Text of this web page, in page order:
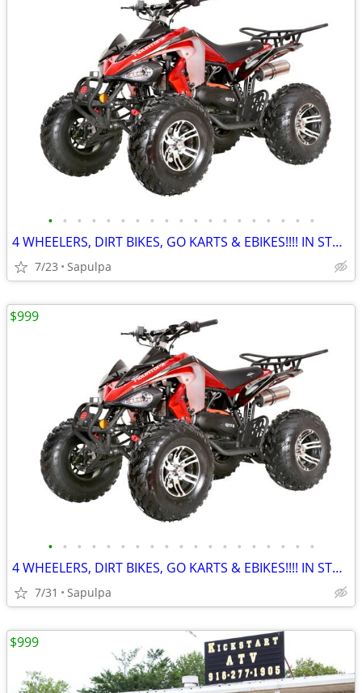
• • • • • • • • • • • • • • • • • • •
4 WHEELERS, DIRT BIKES, GO KARTS & EBIKES!!!! IN STOCK NOW!!!
7/23 Sapulpa
• • • • • • • • • • • • • • • • • • •
4 WHEELERS, DIRT BIKES, GO KARTS & EBIKES!!!! IN STOCK NOW!!!
7/31 Sapulpa
$999
$999